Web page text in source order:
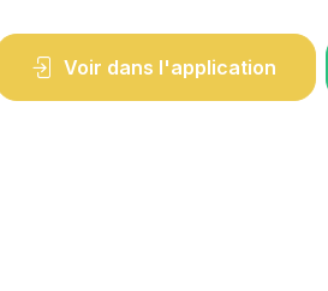
Voir dans l'application